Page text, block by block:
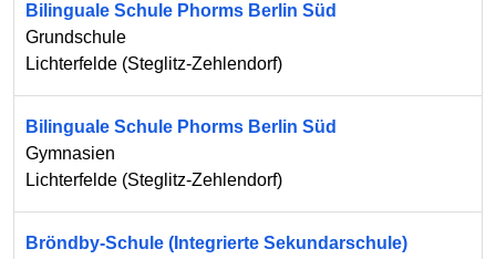
Bilinguale Schule Phorms Berlin Süd
Grundschule
Lichterfelde (Steglitz-Zehlendorf)
Bilinguale Schule Phorms Berlin Süd
Gymnasien
Lichterfelde (Steglitz-Zehlendorf)
Bröndby-Schule (Integrierte Sekundarschule)